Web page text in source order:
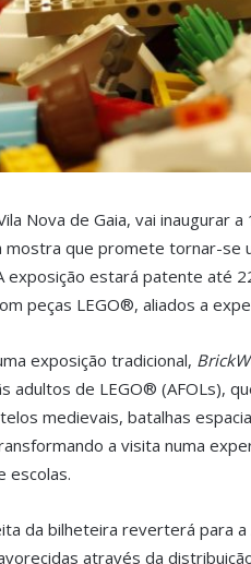
Nova de Gaia, vai inaugurar
mostra que promete tornar-se
exposição estará patente até
peças LEGO®, aliados a
exposição tradicional,
adultos de LEGO® (AFOLs),
medievais, batalhas
a visita numa
escolas.
da bilheteira reverterá para
através da